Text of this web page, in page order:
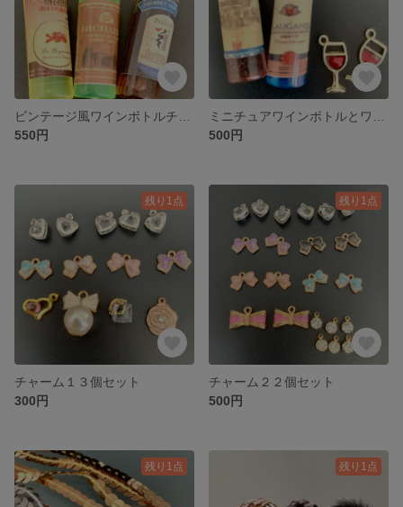
550円
500円
残り1点
チャーム１３個セット
300円
残り1点
チャーム２２個セット
500円
残り1点 残り1点